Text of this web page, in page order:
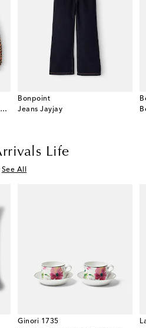
Daunenjacke Nirea aus Baumwollcord
Bonpoint
Jeans Jayjay
Life
See All
Ginori 1735